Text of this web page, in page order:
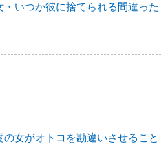
いつか彼に捨てられる間違った
の女がオトコを勘違いさせること